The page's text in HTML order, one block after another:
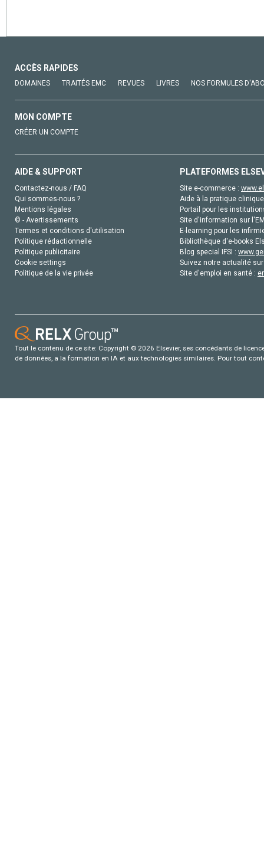
ACCÈS RAPIDES
DOMAINES TRAITÉS EMC REVUES LIVRES NOS FORMULES
MON COMPTE
CRÉER UN COMPTE
AIDE & SUPPORT
Contactez-nous / FAQ
Qui sommes-nous ?
Mentions légales
© - Avertissements
Termes et conditions d'utilisation
Politique rédactionnelle
Politique publicitaire
Cookie settings
Politique de la vie privée
PLATEFORMES
Site e-commerce :
Aide à la pratique
Portail pour les
Site d'information sur
E-learning pour les
Bibliothèque d'e-books
Blog special IFSI :
Suivez notre actualité
Site d'emploi en santé :
Tout le contenu de ce site: Copyright © 2026 Elsevier, ses concédants de
de données, a la formation en IA et aux technologies similaires. Pour tout